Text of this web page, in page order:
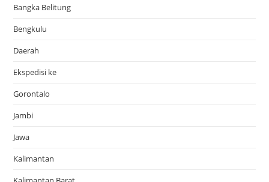
Bangka Belitung
Bengkulu
Daerah
Ekspedisi ke
Gorontalo
Jambi
Jawa
Kalimantan